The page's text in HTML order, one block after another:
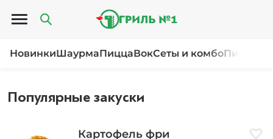
Открыть меню
НовинкиШаурмаПиццаВокСеты и комбоПироги
Популярные закуски
Картофель фри